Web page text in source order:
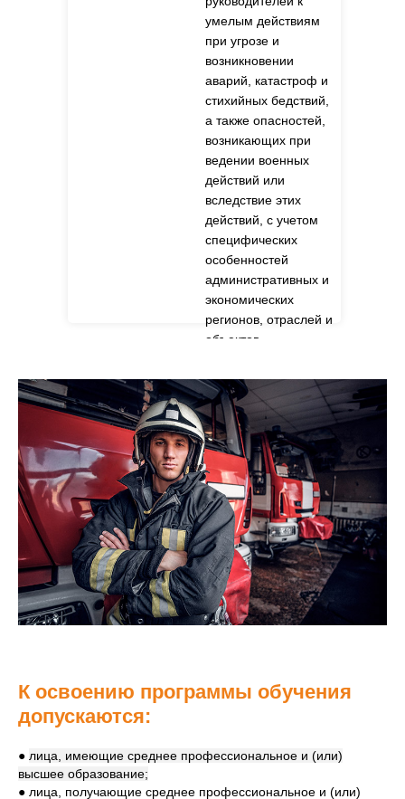
умелым действиям
при угрозе и
возникновении
аварий, катастроф и
стихийных бедствий,
а также опасностей,
возникающих при
ведении военных
действий или
вследствие этих
действий, с учетом
специфических
особенностей
административных и
экономических
регионов, отраслей и
объектов.
К освоению программы обучения
допускаются:
● лица, имеющие среднее профессиональное и (или)
высшее образование;
● лица, получающие среднее профессиональное и (или)